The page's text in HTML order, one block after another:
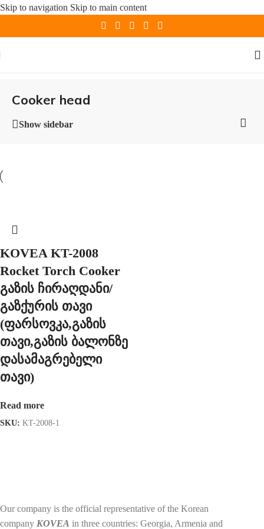
Skip to navigation Skip to main content
Сooker head
Show sidebar
KOVEA KT-2008
Rocket Torch Сooker
გაზის ჩირაღდანი/
გაზქურის თავი
(ფარსოვკა,გაზის
თავი,გაზის ბალონზე
დასამაგრებელი
თავი)
Read more
SKU: KT-2008-1
Our company is the official representative of the Korean
company KOVEA in three countries: Georgia, Armenia and